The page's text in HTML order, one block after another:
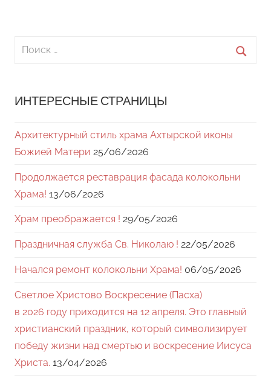
Поиск
ИНТЕРЕСНЫЕ СТРАНИЦЫ
Архитектурный стиль храма Ахтырской иконы
Божией Матери 25/06/2026
Продолжается реставрация фасада колокольни
Храма! 13/06/2026
Храм преображается ! 29/05/2026
Праздничная служба Св. Николаю ! 22/05/2026
Начался ремонт колокольни Храма! 06/05/2026
Светлое Христово Воскресение (Пасха)
в 2026 году приходится на 12 апреля. Это главный
христианский праздник, который символизирует
победу жизни над смертью и воскресение Иисуса
Христа. 13/04/2026